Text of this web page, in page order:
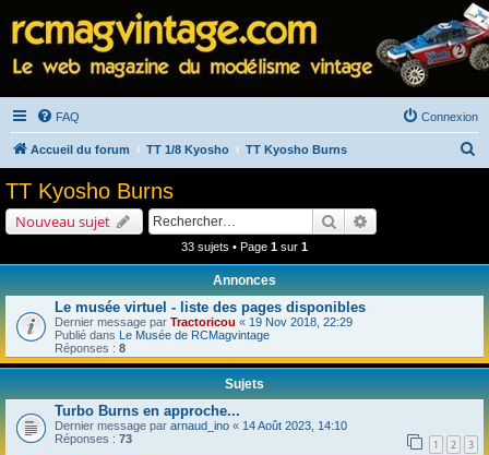
FAQ Connexion
Accueil du forum TT 1/8 Kyosho TT Kyosho Burns
e
TT Kyosho Burns
Nouveau sujet Rechercher
33 sujets • Page 1 sur 1
Annonces
Le musée virtuel - liste des pages disponibles
Dernier message par Tractoricou « 19 Nov 2018, 22:29
Publié dans Le Musée de RCMagvintage
Réponses : 8
Sujets
Turbo Burns en approche...
Dernier message par arnaud_ino « 14 Août 2023, 14:10
Réponses : 73 1 2 3